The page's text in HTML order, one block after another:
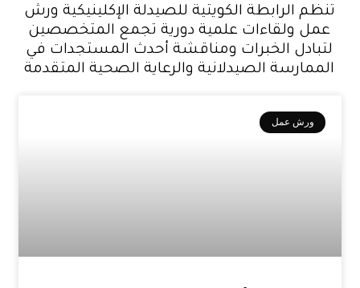
الرابطة الكويتية للصيدلة الإكلينيكية ورش
ولقاءات علمية دورية تجمع المتخصصين
الخبرات ومناقشة أحدث المستجدات في
الصيدلانية والرعاية الصحية المتقدمة
ورش عمل